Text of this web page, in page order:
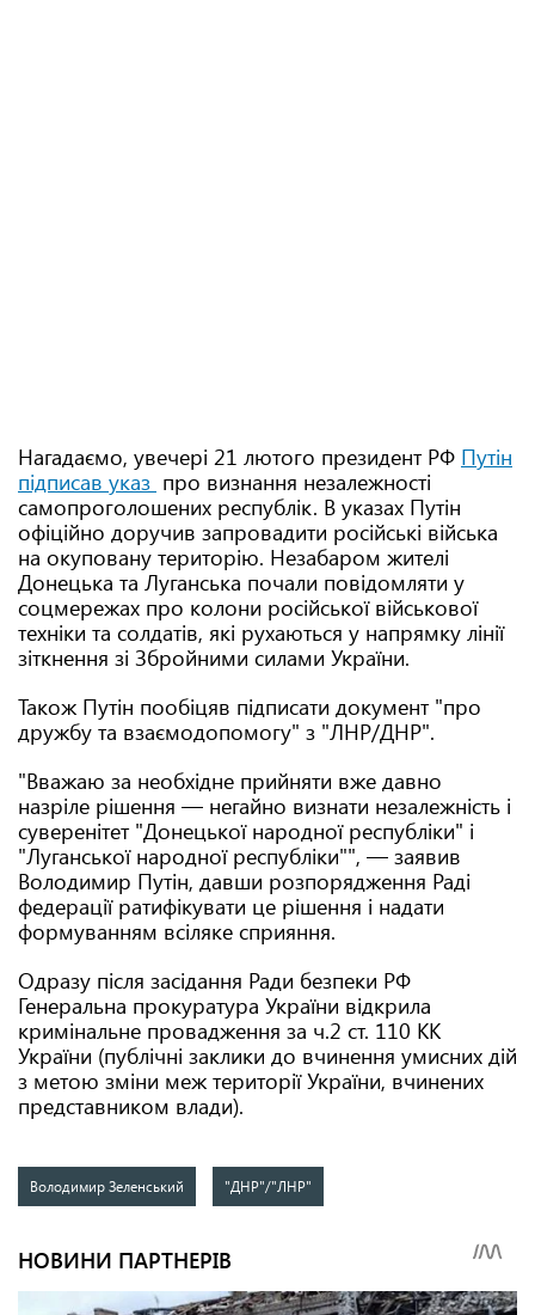
Нагадаємо, увечері 21 лютого президент РФ Путін
підписав указ про визнання незалежності
самопроголошених республік. В указах Путін
офіційно доручив запровадити російські війська
на окуповану територію. Незабаром жителі
Донецька та Луганська почали повідомляти у
соцмережах про колони російської військової
техніки та солдатів, які рухаються у напрямку лінії
зіткнення зі Збройними силами України.
Також Путін пообіцяв підписати документ "про
дружбу та взаємодопомогу" з "ЛНР/ДНР".
"Вважаю за необхідне прийняти вже давно
назріле рішення — негайно визнати незалежність і
суверенітет "Донецької народної республіки" і
"Луганської народної республіки"", — заявив
Володимир Путін, давши розпорядження Раді
федерації ратифікувати це рішення і надати
формуванням всіляке сприяння.
Одразу після засідання Ради безпеки РФ
Генеральна прокуратура України відкрила
кримінальне провадження за ч.2 ст. 110 КК
України (публічні заклики до вчинення умисних дій
з метою зміни меж території України, вчинених
представником влади).
Володимир Зеленський "ДНР"/"ЛНР"